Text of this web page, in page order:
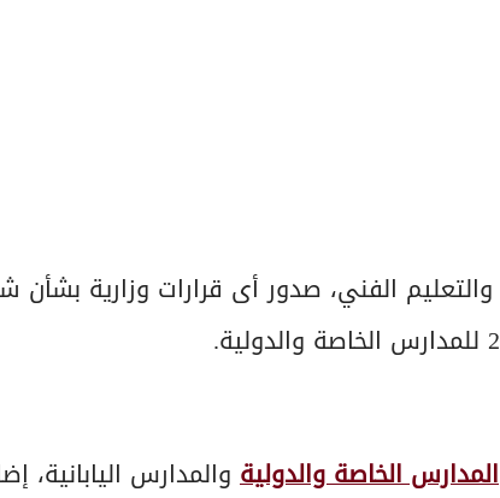
والتعليم الفني، صدور أى قرارات وزارية بشأن
المدارس الخاصة والدولية والمدارس اليابانية،